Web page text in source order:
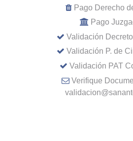
Pago Derecho
Pago
Validación
Validación P. de
Validación PAT
Verifique